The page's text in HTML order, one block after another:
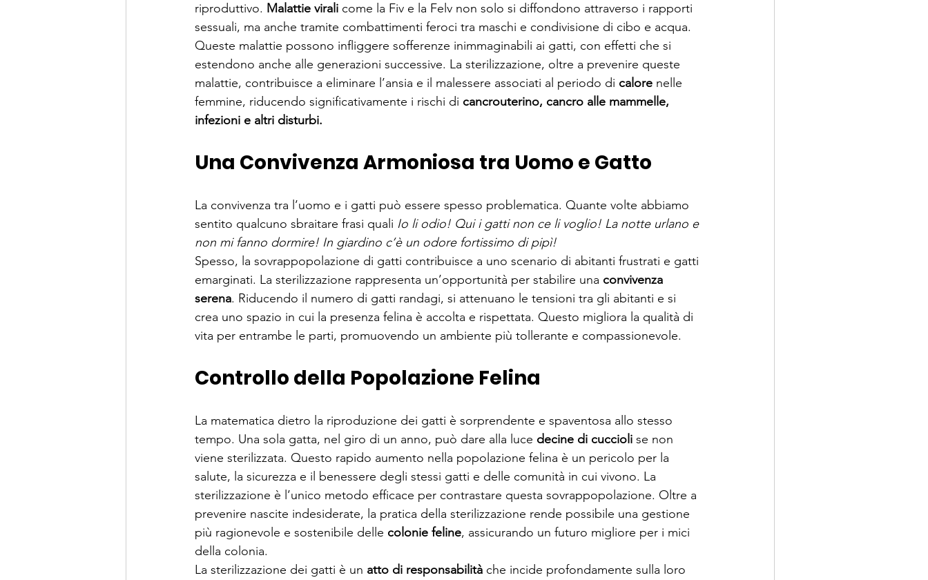
riproduttivo. Malattie virali come la Fiv e la Felv non solo si diffondono attraverso i rapporti
sessuali, ma anche tramite combattimenti feroci tra maschi e condivisione di cibo e acqua.
Queste malattie possono infliggere sofferenze inimmaginabili ai gatti, con effetti che si
estendono anche alle generazioni successive. La sterilizzazione, oltre a prevenire queste
malattie, contribuisce a eliminare l’ansia e il malessere associati al periodo di calore nelle
femmine, riducendo significativamente i rischi di cancrouterino, cancro alle mammelle,
infezioni e altri disturbi.
Una Convivenza Armoniosa tra Uomo e Gatto
La convivenza tra l’uomo e i gatti può essere spesso problematica. Quante volte abbiamo
sentito qualcuno sbraitare frasi quali Io li odio! Qui i gatti non ce li voglio! La notte urlano e
non mi fanno dormire! In giardino c’è un odore fortissimo di pipì!
Spesso, la sovrappopolazione di gatti contribuisce a uno scenario di abitanti frustrati e gatti
emarginati. La sterilizzazione rappresenta un’opportunità per stabilire una convivenza
serena. Riducendo il numero di gatti randagi, si attenuano le tensioni tra gli abitanti e si
crea uno spazio in cui la presenza felina è accolta e rispettata. Questo migliora la qualità di
vita per entrambe le parti, promuovendo un ambiente più tollerante e compassionevole.
Controllo della Popolazione Felina
La matematica dietro la riproduzione dei gatti è sorprendente e spaventosa allo stesso
tempo. Una sola gatta, nel giro di un anno, può dare alla luce decine di cuccioli se non
viene sterilizzata. Questo rapido aumento nella popolazione felina è un pericolo per la
salute, la sicurezza e il benessere degli stessi gatti e delle comunità in cui vivono. La
sterilizzazione è l’unico metodo efficace per contrastare questa sovrappopolazione. Oltre a
prevenire nascite indesiderate, la pratica della sterilizzazione rende possibile una gestione
più ragionevole e sostenibile delle colonie feline, assicurando un futuro migliore per i mici
della colonia.
La sterilizzazione dei gatti è un atto di responsabilità che incide profondamente sulla loro